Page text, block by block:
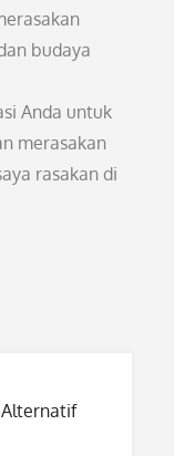
budaya
Anda untuk
merasakan
rasakan di
Alternatif